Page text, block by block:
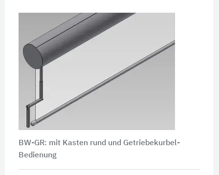
BW-GR: mit Kasten rund und Getriebekurbel-
Bedienung